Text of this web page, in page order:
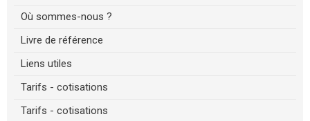
Où sommes-nous ?
Livre de référence
Liens utiles
Tarifs - cotisations
Tarifs - cotisations